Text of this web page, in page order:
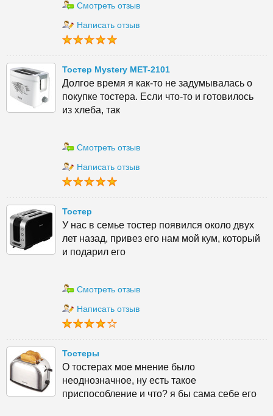
Смотреть отзыв
Написать отзыв
Тостер Mystery MET-2101
Долгое время я как-то не задумывалась о
покупке тостера. Если что-то и готовилось
из хлеба, так
Смотреть отзыв
Написать отзыв
Тостер
У нас в семье тостер появился около двух
лет назад, привез его нам мой кум, который
и подарил его
Смотреть отзыв
Написать отзыв
Тостеры
О тостерах мое мнение было
неоднозначное, ну есть такое
приспособление и что? я бы сама себе его